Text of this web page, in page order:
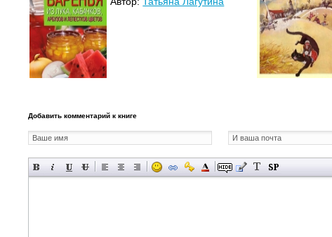
Добавить комментарий к книге